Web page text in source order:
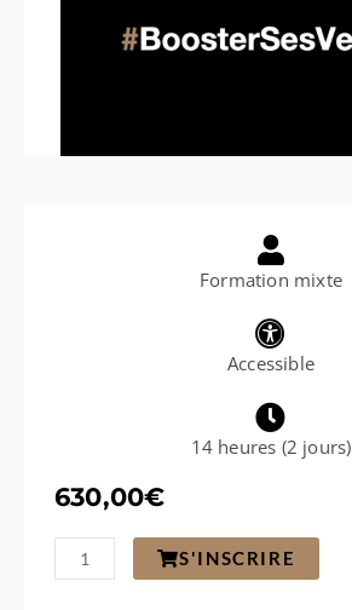
Formation mixte
Accessible
14 heures (2 jours)
630,00€
S'INSCRIRE